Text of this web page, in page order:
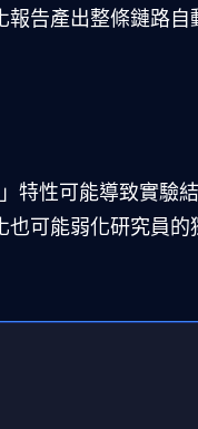
報告產出整條鏈路自
特性可能導致實驗
也可能弱化研究員的